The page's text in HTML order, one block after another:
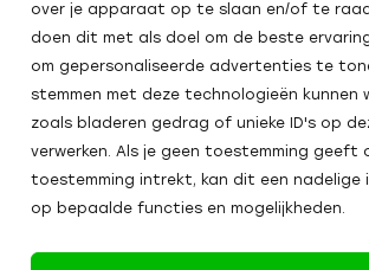
over je apparaat op te slaan en/of te
doen dit met als doel om de beste
om gepersonaliseerde advertenties te
stemmen met deze technologieën kunnen
zoals bladeren gedrag of unieke ID's op
verwerken. Als je geen toestemming geeft
toestemming intrekt, kan dit een nadelige
op bepaalde functies en mogelijkheden.
Veilig afrekenen: